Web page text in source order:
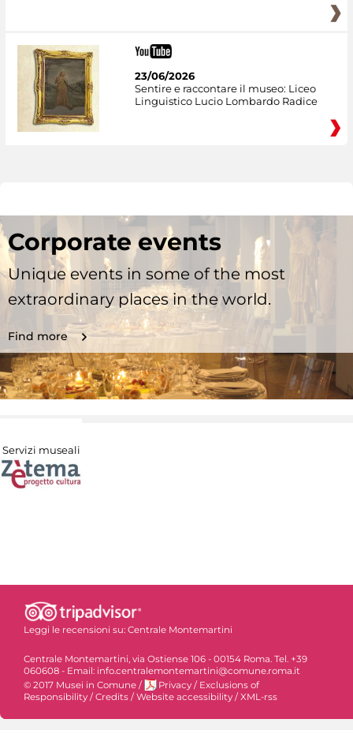
23/06/2026
Sentire e raccontare il museo: Liceo
Linguistico Lucio Lombardo Radice
Corporate events
Unique events in some of the most
extraordinary places in the world.
Find more
Servizi museali
Leggi le recensioni su: Centrale Montemartini
Centrale Montemartini, via Ostiense 106 - 00154 Roma. Tel. +39
060608 - Email: info.centralemontemartini@comune.roma.it
© 2017 Musei in Comune / Privacy / Exclusions of
Responsibility / Credits / Website accessibility / XML-rss